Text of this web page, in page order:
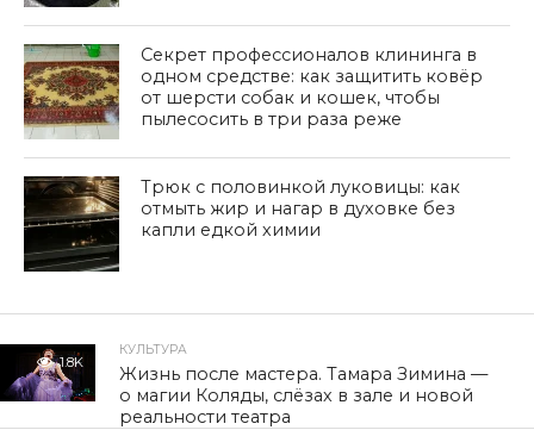
Секрет профессионалов клининга в
одном средстве: как защитить ковёр
от шерсти собак и кошек, чтобы
пылесосить в три раза реже
Трюк с половинкой луковицы: как
отмыть жир и нагар в духовке без
капли едкой химии
1.8K
КУЛЬТУРА
Жизнь после мастера. Тамара Зимина —
о магии Коляды, слёзах в зале и новой
реальности театра